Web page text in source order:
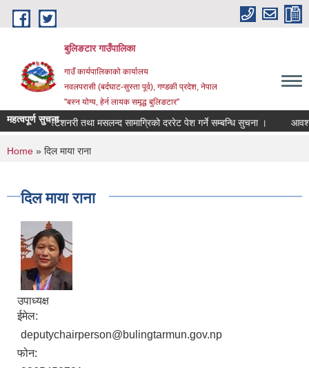
Skip to main content
बुलिङटार गाउँपालिका
गाउँ कार्यपालिकाको कार्यालय
नवलपरासी (बर्दघाट-सुस्ता पूर्व), गण्डकी प्रदेश, नेपाल
"बस्न योग्य, हेर्न लायक समृद्ध बुलिङटार"
महत्वपूर्ण सुचनास्टेशनरी तथा मसलन्द सामाग्रिको दररेट पेश गर्ने सम्बन्धि सुचना । आवश्यक
You are here
Home » दिल माया राना
दिल माया राना
उपाध्यक्ष
ईमेल:
deputychairperson@bulingtarmun.gov.np
फोन: